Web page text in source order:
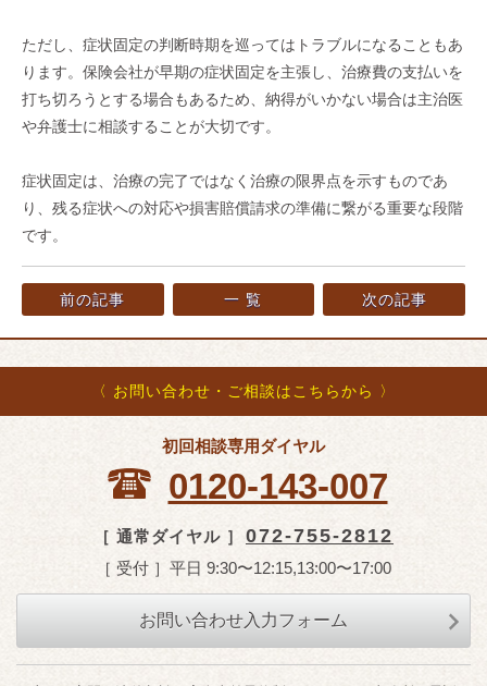
ただし、症状固定の判断時期を巡ってはトラブルになることもあ
ります。保険会社が早期の症状固定を主張し、治療費の支払いを
打ち切ろうとする場合もあるため、納得がいかない場合は主治医
や弁護士に相談することが大切です。
症状固定は、治療の完了ではなく治療の限界点を示すものであ
り、残る症状への対応や損害賠償請求の準備に繋がる重要な段階
です。
前の記事 一 覧 次の記事
〈 お問い合わせ・ご相談はこちらから 〉
初回相談専用ダイヤル
0120-143-007
［ 通常ダイヤル ］ 072-755-2812
［ 受付 ］平日 9:30〜12:15,13:00〜17:00
お問い合わせ入力フォーム